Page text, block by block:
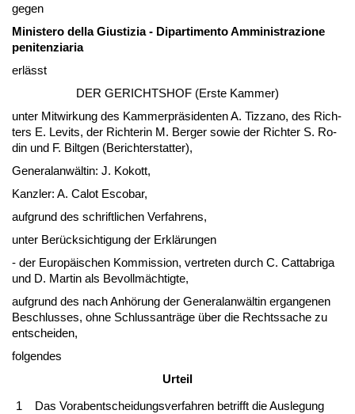
ge­gen
Mi­nis­te­ro del­la Gius­ti­zia - Di­par­ti­men­to Ammi­nis­tra­zio­ne
pe­ni­ten­zi­a­ria
erlässt
DER GERICH­TSHOF (Ers­te Kam­mer)
un­ter Mit­wir­kung des Kam­mer­präsi­den­ten A. Tiz­za­no, des Rich­
ters E. Le­vits, der Rich­te­rin M. Ber­ger so­wie der Rich­ter S. Ro­
din und F. Bilt­gen (Be­richt­er­stat­ter),
Ge­ne­ral­anwältin: J. Ko­kott,
Kanz­ler: A. Ca­lot Es­co­bar,
auf­grund des schrift­li­chen Ver­fah­rens,
un­ter Berück­sich­ti­gung der Erklärun­gen
- der Eu­ropäischen Kom­mis­si­on, ver­tre­ten durch C. Cat­t­ab­ri­ga
und D. Mar­tin als Be­vollmäch­tig­te,
auf­grund des nach Anhörung der Ge­ne­ral­anwältin er­gan­ge­nen
Be­schlus­ses, oh­ne Schluss­anträge über die Rechts­sa­che zu
ent­schei­den,
fol­gen­des
Ur­teil
1
Das Vor­ab­ent­schei­dungs­ver­fah­ren be­trifft die Aus­le­gung